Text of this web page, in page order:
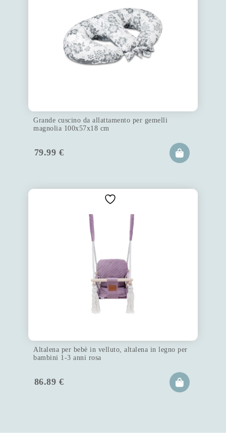
Grande cuscino da allattamento per gemelli
magnolia 100x57x18 cm
79.99 €
Altalena per bebè in velluto, altalena in legno per
bambini 1-3 anni rosa
86.89 €